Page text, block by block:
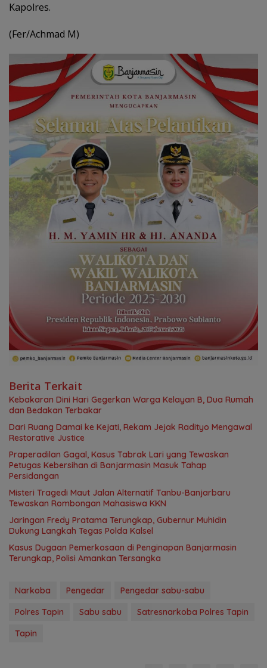
Kapolres.
(Fer/Achmad M)
Berita Terkait
Kebakaran Dini Hari Gegerkan Warga Kelayan B, Dua Rumah
dan Bedakan Terbakar
Dari Ruang Damai ke Kejati, Rekam Jejak Radityo Mengawal
Restorative Justice
Praperadilan Gagal, Kasus Tabrak Lari yang Tewaskan
Petugas Kebersihan di Banjarmasin Masuk Tahap
Persidangan
Misteri Tragedi Maut Jalan Alternatif Tanbu-Banjarbaru
Tewaskan Rombongan Mahasiswa KKN
Jaringan Fredy Pratama Terungkap, Gubernur Muhidin
Dukung Langkah Tegas Polda Kalsel
Kasus Dugaan Pemerkosaan di Penginapan Banjarmasin
Terungkap, Polisi Amankan Tersangka
Narkoba Pengedar
Pengedar sabu-sabu
Polres Tapin
Sabu sabu
Satresnarkoba Polres Tapin
Tapin